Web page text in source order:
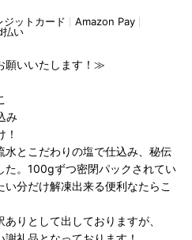
ジットカード
Amazon Pay
払い
願いいたします！≫
み
とこだわりの塩で仕込み、秘伝
た。100gずつ密閉パックされてい
分だけ解凍出来る便利なたらこ
りとして出しておりますが、